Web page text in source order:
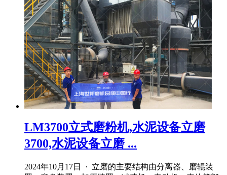
LM3700立式磨粉机,水泥设备立磨
3700,水泥设备立磨 ...
2024年10月17日 · 立磨的主要结构由分离器、磨辊装